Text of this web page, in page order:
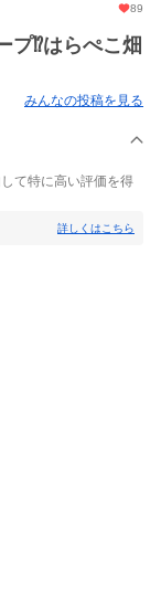
89
プ⁉︎はらぺこ畑
みんなの投稿を見る
て特に高い評価を得
詳しくはこちら